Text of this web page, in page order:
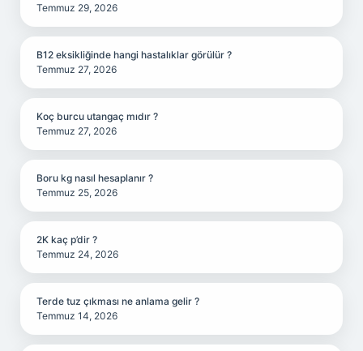
Temmuz 29, 2026
B12 eksikliğinde hangi hastalıklar görülür ?
Temmuz 27, 2026
Koç burcu utangaç mıdır ?
Temmuz 27, 2026
Boru kg nasıl hesaplanır ?
Temmuz 25, 2026
2K kaç p’dir ?
Temmuz 24, 2026
Terde tuz çıkması ne anlama gelir ?
Temmuz 14, 2026